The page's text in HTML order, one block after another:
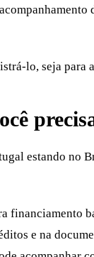
lo, seja para
estando no
e na